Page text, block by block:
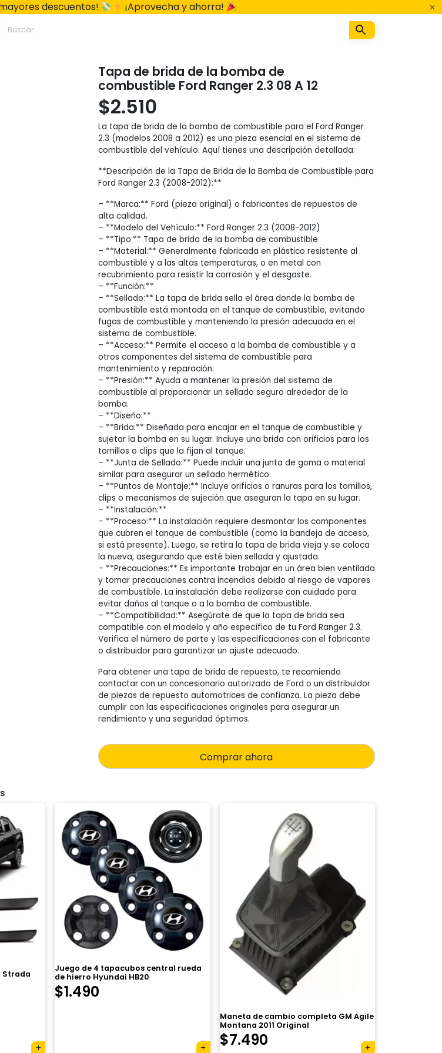
descuentos! ¡Aprovecha y ahorra!
Tapa de brida de la bomba de
combustible Ford Ranger 2.3 08 A 12
$2.510
La tapa de brida de la bomba de combustible para el Ford Ranger
2.3 (modelos 2008 a 2012) es una pieza esencial en el sistema de
combustible del vehículo. Aquí tienes una descripción detallada:
**Descripción de la Tapa de Brida de la Bomba de Combustible para
Ford Ranger 2.3 (2008-2012):**
– **Marca:** Ford (pieza original) o fabricantes de repuestos de
alta calidad.
– **Modelo del Vehículo:** Ford Ranger 2.3 (2008-2012)
– **Tipo:** Tapa de brida de la bomba de combustible
– **Material:** Generalmente fabricada en plástico resistente al
combustible y a las altas temperaturas, o en metal con
recubrimiento para resistir la corrosión y el desgaste.
– **Función:**
– **Sellado:** La tapa de brida sella el área donde la bomba de
combustible está montada en el tanque de combustible, evitando
fugas de combustible y manteniendo la presión adecuada en el
sistema de combustible.
– **Acceso:** Permite el acceso a la bomba de combustible y a
otros componentes del sistema de combustible para
mantenimiento y reparación.
– **Presión:** Ayuda a mantener la presión del sistema de
combustible al proporcionar un sellado seguro alrededor de la
bomba.
– **Diseño:**
– **Brida:** Diseñada para encajar en el tanque de combustible y
sujetar la bomba en su lugar. Incluye una brida con orificios para los
tornillos o clips que la fijan al tanque.
– **Junta de Sellado:** Puede incluir una junta de goma o material
similar para asegurar un sellado hermético.
– **Puntos de Montaje:** Incluye orificios o ranuras para los tornillos,
clips o mecanismos de sujeción que aseguran la tapa en su lugar.
– **Instalación:**
– **Proceso:** La instalación requiere desmontar los componentes
que cubren el tanque de combustible (como la bandeja de acceso,
si está presente). Luego, se retira la tapa de brida vieja y se coloca
la nueva, asegurando que esté bien sellada y ajustada.
– **Precauciones:** Es importante trabajar en un área bien ventilada
y tomar precauciones contra incendios debido al riesgo de vapores
de combustible. La instalación debe realizarse con cuidado para
evitar daños al tanque o a la bomba de combustible.
– **Compatibilidad:** Asegúrate de que la tapa de brida sea
compatible con el modelo y año específico de tu Ford Ranger 2.3.
Verifica el número de parte y las especificaciones con el fabricante
o distribuidor para garantizar un ajuste adecuado.
Para obtener una tapa de brida de repuesto, te recomiendo
contactar con un concesionario autorizado de Ford o un distribuidor
de piezas de repuesto automotrices de confianza. La pieza debe
cumplir con las especificaciones originales para asegurar un
rendimiento y una seguridad óptimos.
Comprar ahora
Strada
Juego de 4 tapacubos central rueda
de hierro Hyundai HB20
$1.490
Maneta de cambio completa GM Agile
Montana 2011 Original
$7.490